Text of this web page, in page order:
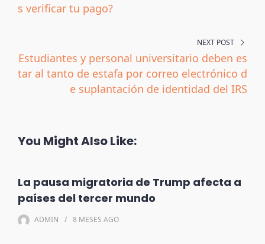
s verificar tu pago?
NEXT POST
Estudiantes y personal universitario deben es
tar al tanto de estafa por correo electrónico d
e suplantación de identidad del IRS
You Might Also Like:
La pausa migratoria de Trump afecta a
países del tercer mundo
ADMIN 8 MESES AGO